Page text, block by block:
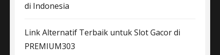
di Indonesia
Link Alternatif Terbaik untuk Slot Gacor di
PREMIUM303